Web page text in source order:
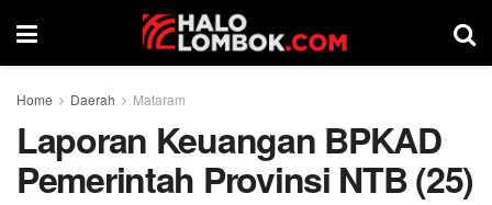
Home Daerah Mataram
Laporan Keuangan BPKAD
Pemerintah Provinsi NTB (25)